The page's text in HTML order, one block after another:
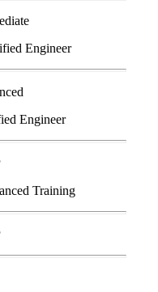
Engineer
Engineer
Training